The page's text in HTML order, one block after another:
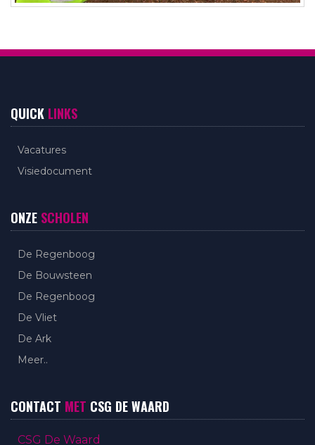
QUICK LINKS
Vacatures
Visiedocument
ONZE SCHOLEN
De Regenboog
De Bouwsteen
De Regenboog
De Vliet
De Ark
Meer..
CONTACT MET CSG DE WAARD
CSG De Waard